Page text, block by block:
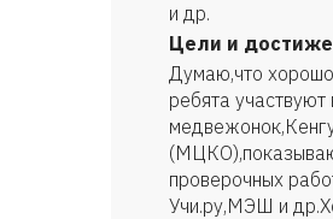
и др.
Цели и
Думаю,что
ребята участвуют
проверочных
Учи.ру,МЭШ и